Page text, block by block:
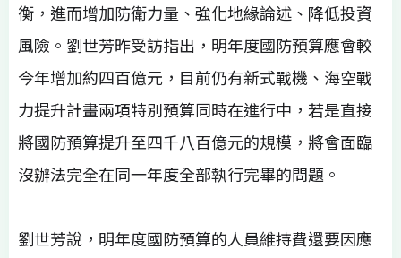
衡，進而增加防衛力量、強化地緣論述、降低投資
風險。劉世芳昨受訪指出，明年度國防預算應會較
今年增加約四百億元，目前仍有新式戰機、海空戰
力提升計畫兩項特別預算同時在進行中，若是直接
將國防預算提升至四千八百億元的規模，將會面臨
沒辦法完全在同一年度全部執行完畢的問題。
劉世芳說，明年度國防預算的人員維持費還要因應